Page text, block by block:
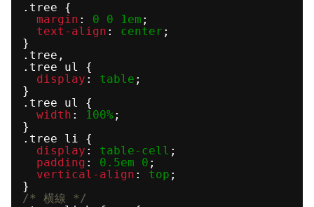
.tree {
margin : 0 0 1em ;
text-align : center ;
}
.tree,
.tree ul {
display : table ;
}
.tree ul {
width : 100%;
}
.tree li {
display : table-cell ;
padding : 0.5em 0 ;
vertical-align : top ;
}
/* 横線 */